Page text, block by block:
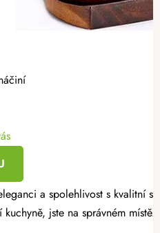
a spolehlivost s kvalitní
jste na správném místě.